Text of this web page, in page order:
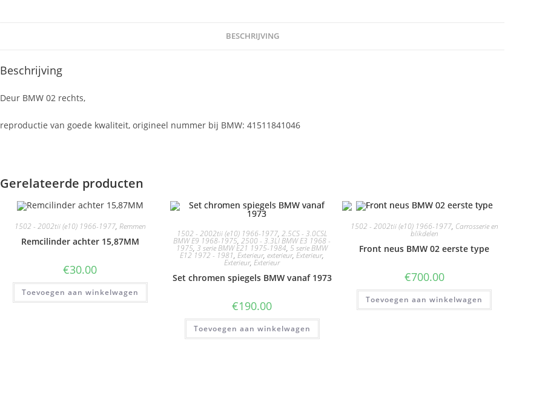
BESCHRIJVING
Beschrijving
Deur BMW 02 rechts,
reproductie van goede kwaliteit, origineel nummer bij BMW: 41511841046
Gerelateerde producten
1502 - 2002tii (e10) 1966-1977, Remmen
Remcilinder achter 15,87MM
€30.00
Toevoegen aan winkelwagen
1502 - 2002tii (e10) 1966-1977, 2.5CS - 3.0CSL
BMW E9 1968-1975,2500 - 3.3LI BMW E3 1968 -
1975,3 serie BMW E21 1975-1984,5 serie BMW
E12 1972 - 1981,Exterieur,exterieur,Exterieur,
Exterieur,Exterieur
Set chromen spiegels BMW vanaf 1973
€190.00
Toevoegen aan winkelwagen
1502 - 2002tii (e10) 1966-1977, Carrosserie en
blikdelen
Front neus BMW 02 eerste type
€700.00
Toevoegen aan winkelwagen